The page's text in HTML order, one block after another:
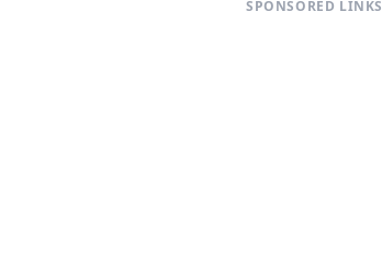
SPONSORED LINKS